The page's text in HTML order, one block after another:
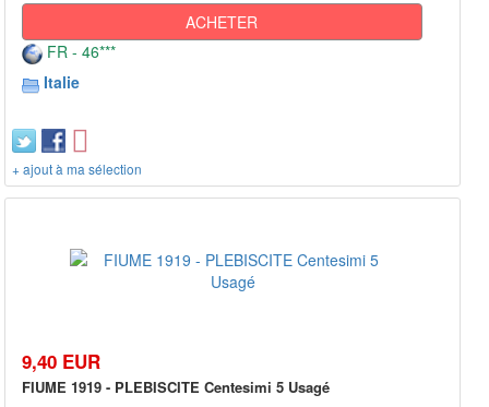
ACHETER
FR - 46***
Italie
+ ajout à ma sélection
9,40 EUR
FIUME 1919 - PLEBISCITE Centesimi 5 Usagé